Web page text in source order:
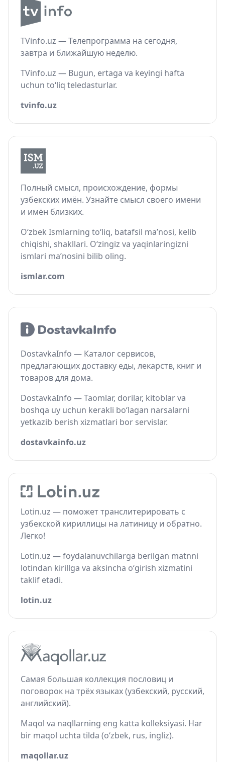
TVinfo.uz — Телепрограмма на сегодня,
завтра и ближайшую неделю.
TVinfo.uz — Bugun, ertaga va keyingi hafta
uchun to‘liq teledasturlar.
tvinfo.uz
Полный смысл, происхождение, формы
узбекских имён. Узнайте смысл своего имени
и имён близких.
O‘zbek Ismlarning to‘liq, batafsil ma’nosi, kelib
chiqishi, shakllari. O‘zingiz va yaqinlaringizni
ismlari ma’nosini bilib oling.
ismlar.com
DostavkaInfo — Каталог сервисов,
предлагающих доставку еды, лекарств, книг и
товаров для дома.
DostavkaInfo — Taomlar, dorilar, kitoblar va
boshqa uy uchun kerakli bo‘lagan narsalarni
yetkazib berish xizmatlari bor servislar.
dostavkainfo.uz
Lotin.uz — поможет транслитерировать с
узбекской кириллицы на латиницу и обратно.
Легко!
Lotin.uz — foydalanuvchilarga berilgan matnni
lotindan kirillga va aksincha o‘girish xizmatini
taklif etadi.
lotin.uz
Самая большая коллекция пословиц и
поговорок на трёх языках (узбекский, русский,
английский).
Maqol va naqllarning eng katta kolleksiyasi. Har
bir maqol uchta tilda (o‘zbek, rus, ingliz).
maqollar.uz